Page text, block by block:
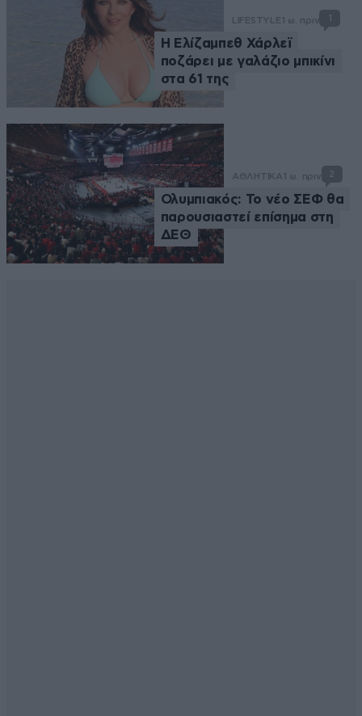
LIFESTYLE 1 ω. πριν
Η Ελίζαμπεθ Χάρλεϊ
ποζάρει με γαλάζιο μπικίνι
στα 61 της
ΑΘΛΗΤΙΚΑ 1 ω. πριν 2
Ολυμπιακός: Το νέο ΣΕΦ θα
παρουσιαστεί επίσημα στη
ΔΕΘ